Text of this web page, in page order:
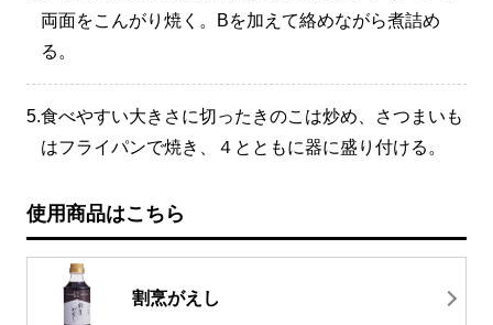
両面をこんがり焼く。Bを加えて絡めながら煮詰め
る。
5.食べやすい大きさに切ったきのこは炒め、さつまいも
はフライパンで焼き、４とともに器に盛り付ける。
使用商品はこちら
割烹がえし